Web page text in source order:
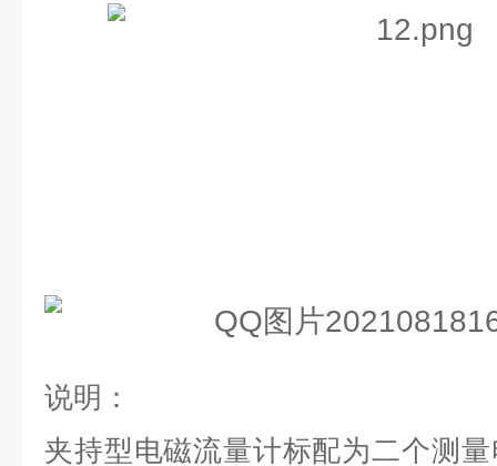
说明：
夹持型电磁流量计标配为二个测